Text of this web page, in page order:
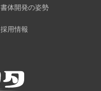
書体開発の姿勢
採用情報